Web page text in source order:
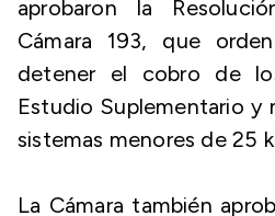
aprobaron la
Cámara 193, que
detener el cobro de
Estudio Suplementario y
sistemas menores de 25
La Cámara también